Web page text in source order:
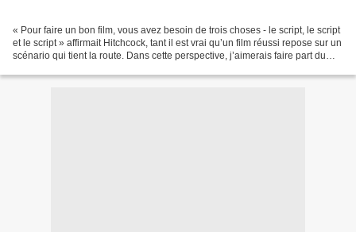
« Pour faire un bon film, vous avez besoin de trois choses - le script, le script
et le script » affirmait Hitchcock, tant il est vrai qu’un film réussi repose sur un
scénario qui tient la route. Dans cette perspective, j’aimerais faire part du